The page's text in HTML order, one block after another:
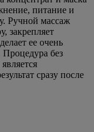
питание и
Ручной массаж
закрепляет
ее очень
без
сразу после